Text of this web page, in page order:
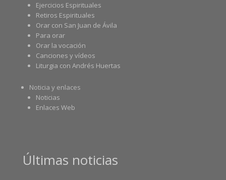
Ejercicios Espirituales
Retiros Espirituales
Orar con San Juan de Ávila
Para orar
Orar la vocación
Canciones y vídeos
Liturgia con Andrés Huertas
Noticia y enlaces
Noticias
Enlaces Web
Últimas noticias